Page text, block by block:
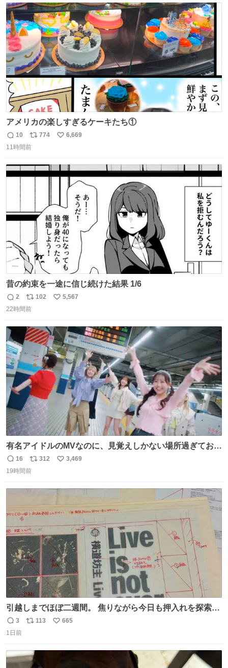
ト
数
数
アメリカの楽しすぎるケーキたち①
返
信
10
リ
ポ
ト
数
774
い
数
6,669
11時間前
昔の約束を一途に信じ続けた結果 1/6
返
信
2
リ
ポ
ト
数
102
い
数
5,567
22時間前
有名アイドルのMVなのに、見覚えしかない場所過ぎておも
ろいな
返
信
16
リ
ポ
312
い
数
3,469
19時間前
引越しまでほぼ二週間。 焦りながら今日も押入れを探索。
もう絶対に要らないんだけど捨てられないものが後から後
から出てくる。 その代表が版下。 若いデザイナーは見たこ
返
信
3
リ
ト
113
い
665
1日前